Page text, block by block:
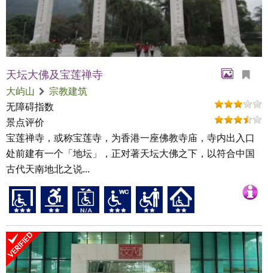
天坛大佛及宝莲禅寺
大屿山
宗教建筑
无障碍指数
景点评价
宝莲禅寺，或称宝莲寺，为香港一座佛教寺庙，寺内出入口
处前建有一个「地坛」，正对著天坛大佛之下，以符合中国
古代天南地北之说...